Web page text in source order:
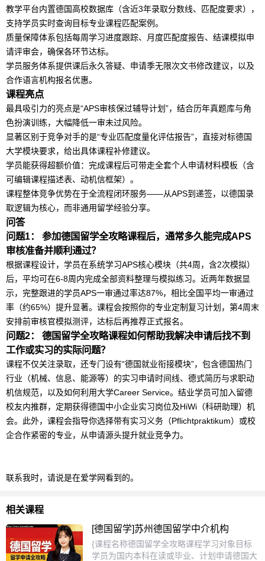
教学平台内置德国高校数据库 （含近3年录取分数线、匹配度要求），
支持学员实时查询目标专业课程匹配案例。
质量保障体系包括每周学习进度跟踪、月度匹配度报告、结课模拟申
请评审会，确保各环节达标。
学员服务体系提供课后永久答疑、申请季无限次文书修改建议，以及
合作语言机构报名优惠。
课程亮点
最具吸引力的亮点是“APS审核保过辅导计划”，结合历年真题库与角
色扮演训练，大幅降低一审未过风险。
显著区别于竞争对手的是“专业匹配度量化评估报告”，直接对标德国
大学模块要求，给出具体课程补修建议。
学员能获得超额价值：完成课程后可带走全套个人申请材料模板（含
可编辑课程描述表、动机信框架）。
课程整体竞争优势在于全流程闭环服务——从APS到递签，以德国录
取逻辑为核心，而非通用留学经验分享。
问答
问题1： 参加德国留学全攻略课程后，通常多久能完成APS
审核准备并顺利通过？
根据课程设计，学员在系统学习APS核心模块（共4周，含2次模拟）
后，平均可在6-8周内完成全部资料整理与模拟练习。近两年数据显
示，完整跟进的学员APS一审通过率达87%，相比全国平均一审通过
率（约65%）提升显著。课程会按照你的专业定制复习计划，第4周末
安排前审核官模拟测评，达标后再推荐正式报名。
问题2： 德国留学全攻略课程如何帮助我解决申请后找不到
工作或实习的实际问题？
课程不仅关注录取，还专门设有“德国就业衔接模块”，包含德国热门
行业（机械、信息、能源等）的实习申请时间线、德式简历与求职动
机信规范，以及如何利用大学Career Service。结业学员可加入留德
校友内推群，定期获得德国中小企业实习岗位及HiWi（科研助理）机
会。此外，课程会指导你选择带有实习义务（Pflichtpraktikum）或校
企合作紧密的专业，从申请源头提升就业竞争力。
联系我时，请说是在爱学网看到的。
相关课程
[德国留学]苏州德国留学中介机构
{课程名称德国留学全攻略课程学习对象目标
学员为国内本科在读或毕业、计划申请德国大